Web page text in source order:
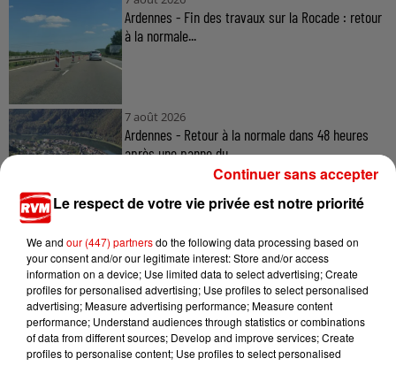
Ardennes - Fin des travaux sur la Rocade : retour
à la normale...
7 août 2026
Ardennes - Retour à la normale dans 48 heures
après une panne du...
7 août 2026
Ardennes - Un réveil frais ce vendredi avant le
retour de la canicule
7 août 2026
Le respect de votre vie privée est notre priorité
We and our (447) partnersdo the following data processing based on
your consent and/or our legitimate interest: Store and/or access
information on a device; Use limited data to select advertising; Create
profiles for personalised advertising; Use profiles to select personalised
advertising; Measure advertising performance; Measure content
performance; Understand audiences through statistics or combinations
of data from different sources; Develop and improve services; Create
profiles to personalise content; Use profiles to select personalised
Continuer sans accepter